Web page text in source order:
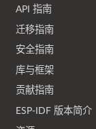
API 指南
迁移指南
安全指南
库与框架
贡献指南
ESP-IDF 版本简介